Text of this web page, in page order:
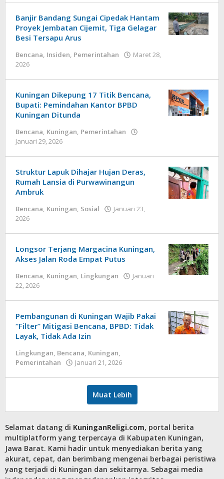
Banjir Bandang Sungai Cipedak Hantam
Proyek Jembatan Cijemit, Tiga Gelagar
Besi Tersapu Arus
Bencana, Insiden, Pemerintahan
Maret 28,
2026
‎Kuningan Dikepung 17 Titik Bencana,
Bupati: Pemindahan Kantor BPBD
Kuningan Ditunda
Bencana, Kuningan, Pemerintahan
Januari 29, 2026
‎Struktur Lapuk Dihajar Hujan Deras,
Rumah Lansia di Purwawinangun
Ambruk
Bencana, Kuningan, Sosial
Januari 23,
2026
‎Longsor Terjang Margacina Kuningan,
Akses Jalan Roda Empat Putus
Bencana, Kuningan, Lingkungan
Januari
22, 2026
‎Pembangunan di Kuningan Wajib Pakai
“Filter” Mitigasi Bencana, BPBD: Tidak
Layak, Tidak Ada Izin‎‎
Lingkungan, Bencana, Kuningan,
Pemerintahan
Januari 21, 2026
Muat Lebih
Selamat datang di KuninganReligi.com, portal berita
multiplatform yang terpercaya di Kabupaten Kuningan,
Jawa Barat. Kami hadir untuk menyediakan berita yang
akurat, cepat, dan berimbang mengenai berbagai peristiwa
yang terjadi di Kuningan dan sekitarnya. Sebagai media